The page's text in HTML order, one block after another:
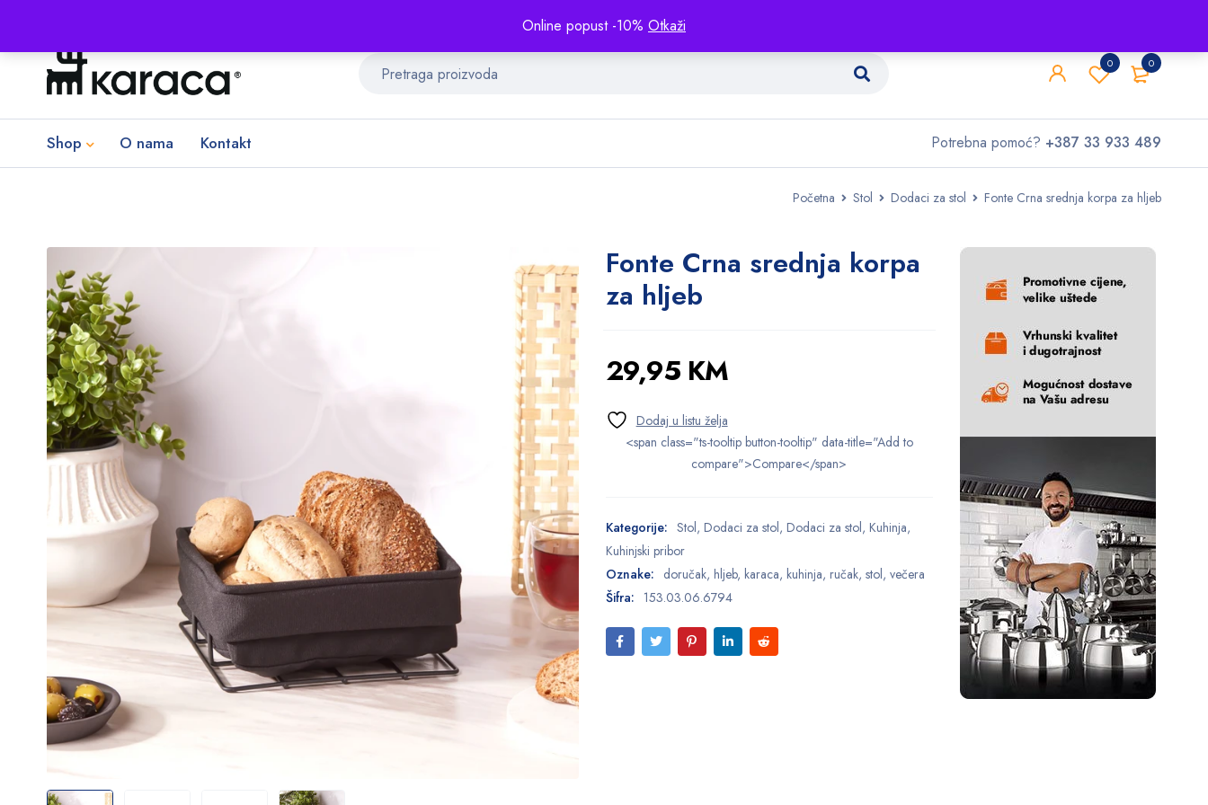
Online popust -10% Otkaži
0
0
Shop O nama Kontakt Potrebna pomoć? +387 33 933 489
Početna Stol Dodaci za stol Fonte Crna srednja korpa za hljeb
Fonte Crna srednja korpa
za hljeb
29,95 KM
<span class="ts-tooltip button-tooltip" data-title="Add to
compare">Compare</span>
Kategorije: Stol, Dodaci za stol, Dodaci za stol, Kuhinja,
Kuhinjski pribor
Oznake: doručak, hljeb, karaca, kuhinja, ručak, stol, večera
Šifra: 153.03.06.6794